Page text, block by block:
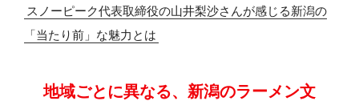
スノーピーク代表取締役の山井梨沙さんが感じる新潟の
「当たり前」な魅力とは
地域ごとに異なる、 新潟のラーメン文